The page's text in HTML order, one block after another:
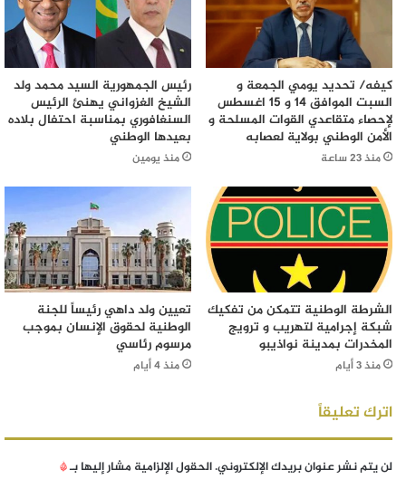
كيفه/ تحديد يومي الجمعة و
السبت الموافق 14 و 15 اغسطس
لإحصاء متقاعدي القوات المسلحة و
الأمن الوطني بولاية لعصابه
منذ 23 ساعة
رئيس الجمهورية السيد محمد ولد
الشيخ الغزواني يهنئ الرئيس
السنغافوري بمناسبة احتفال بلاده
بعيدها الوطني
منذ يومين
الشرطة الوطنية تتمكن من تفكيك
شبكة إجرامية لتهريب و ترويج
المخدرات بمدينة نواذيبو
منذ 3 أيام
تعيين ولد داهي رئيساً للجنة
الوطنية لحقوق الإنسان بموجب
مرسوم رئاسي
منذ 4 أيام
اترك تعليقاً
لن يتم نشر عنوان بريدك الإلكتروني.الحقول الإلزامية مشار إليها بـ*